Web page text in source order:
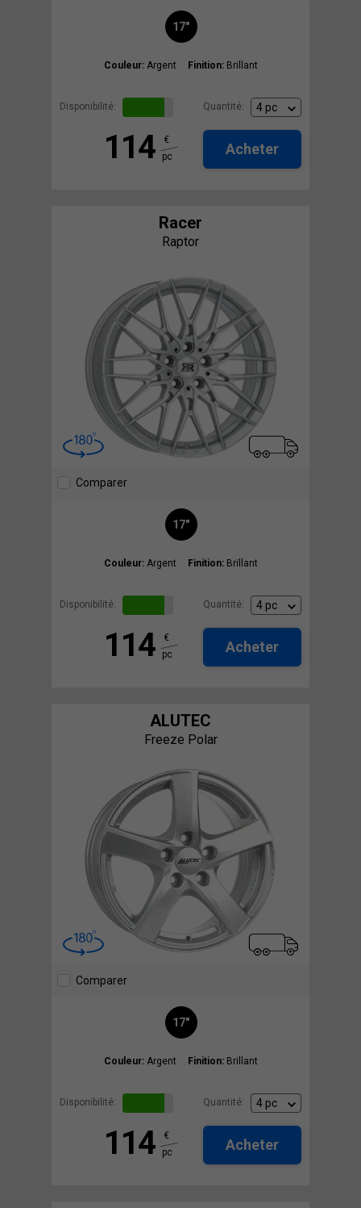
17"
Couleur: Argent Finition: Brillant
Disponibilité: Quantité:
114
€
pc
Acheter
Racer
Raptor
Comparer
17"
Couleur: Argent Finition: Brillant
Disponibilité: Quantité:
114
€
pc
Acheter
ALUTEC
Freeze Polar
Comparer
17"
Couleur: Argent Finition: Brillant
Disponibilité: Quantité:
114
€
pc
Acheter